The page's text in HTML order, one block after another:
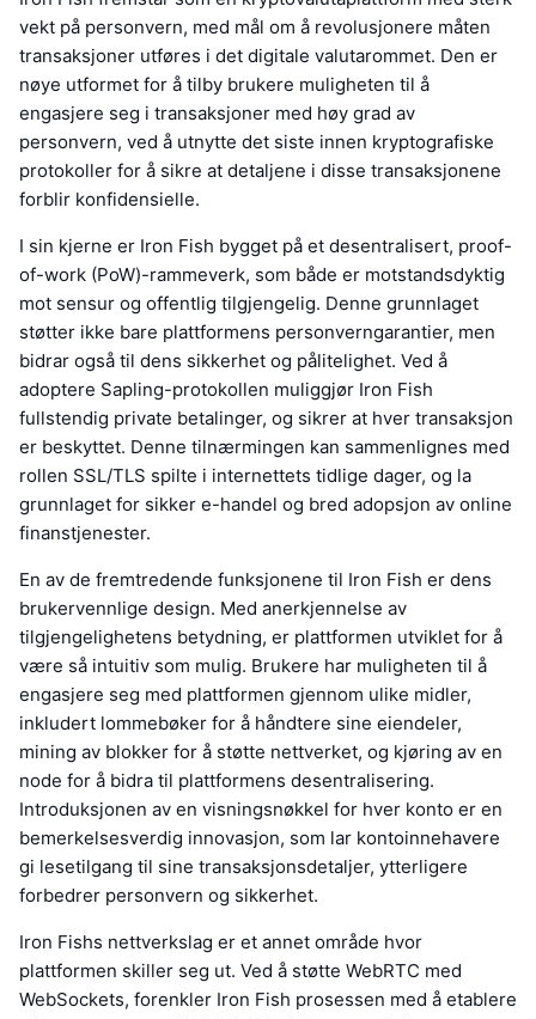
vekt på personvern, med mål om å revolusjonere måten
transaksjoner utføres i det digitale valutarommet. Den er
nøye utformet for å tilby brukere muligheten til å
engasjere seg i transaksjoner med høy grad av
personvern, ved å utnytte det siste innen kryptografiske
protokoller for å sikre at detaljene i disse transaksjonene
forblir konfidensielle.
I sin kjerne er Iron Fish bygget på et desentralisert, proof-
of-work (PoW)-rammeverk, som både er motstandsdyktig
mot sensur og offentlig tilgjengelig. Denne grunnlaget
støtter ikke bare plattformens personverngarantier, men
bidrar også til dens sikkerhet og pålitelighet. Ved å
adoptere Sapling-protokollen muliggjør Iron Fish
fullstendig private betalinger, og sikrer at hver transaksjon
er beskyttet. Denne tilnærmingen kan sammenlignes med
rollen SSL/TLS spilte i internettets tidlige dager, og la
grunnlaget for sikker e-handel og bred adopsjon av online
finanstjenester.
En av de fremtredende funksjonene til Iron Fish er dens
brukervennlige design. Med anerkjennelse av
tilgjengelighetens betydning, er plattformen utviklet for å
være så intuitiv som mulig. Brukere har muligheten til å
engasjere seg med plattformen gjennom ulike midler,
inkludert lommebøker for å håndtere sine eiendeler,
mining av blokker for å støtte nettverket, og kjøring av en
node for å bidra til plattformens desentralisering.
Introduksjonen av en visningsnøkkel for hver konto er en
bemerkelsesverdig innovasjon, som lar kontoinnehavere
gi lesetilgang til sine transaksjonsdetaljer, ytterligere
forbedrer personvern og sikkerhet.
Iron Fishs nettverkslag er et annet område hvor
plattformen skiller seg ut. Ved å støtte WebRTC med
WebSockets, forenkler Iron Fish prosessen med å etablere